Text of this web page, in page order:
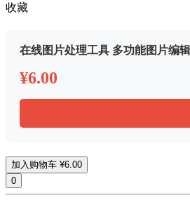
收藏
在线图片处理工具 多功能图片编
¥6.00
加入购物车 ¥6.00
0